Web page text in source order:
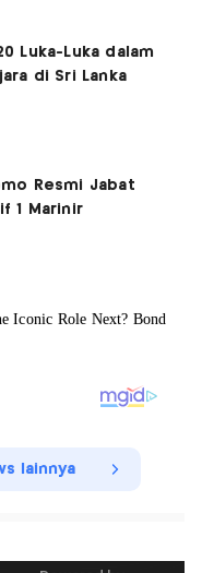
Luka-Luka dalam
di Sri Lanka
Resmi Jabat
1 Marinir
lainnya